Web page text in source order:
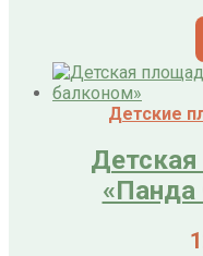
Детские
«Панда